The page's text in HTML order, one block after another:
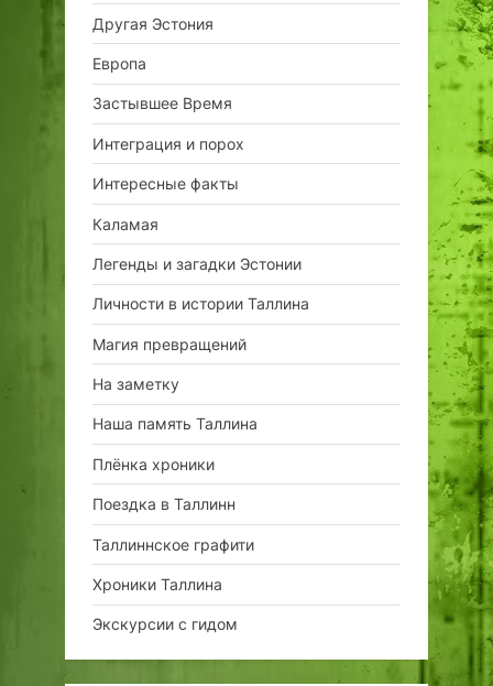
Другая Эстония
Европа
Застывшее Время
Интеграция и порох
Интересные факты
Каламая
Легенды и загадки Эстонии
Личности в истории Таллина
Магия превращений
На заметку
Наша память Таллина
Плёнка хроники
Поездка в Таллинн
Таллиннское графити
Хроники Таллина
Экскурсии с гидом